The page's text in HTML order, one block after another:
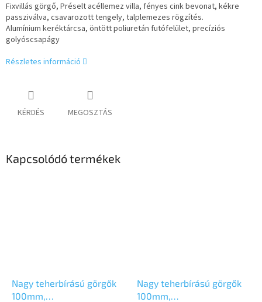
Fixvillás görgő, Préselt acéllemez villa, fényes cink bevonat, kékre
passziválva, csavarozott tengely, talplemezes rögzítés.
Alumínium keréktárcsa, öntött poliuretán futófelület, precíziós
golyóscsapágy
Részletes információ
KÉRDÉS MEGOSZTÁS
Kapcsolódó termékek
Nagy teherbírású görgők
100mm,
Nagy teherbírású görgők
100mm,